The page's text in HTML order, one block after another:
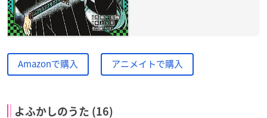
Amazonで購入 アニメイトで購入
よふかしのうた (16)